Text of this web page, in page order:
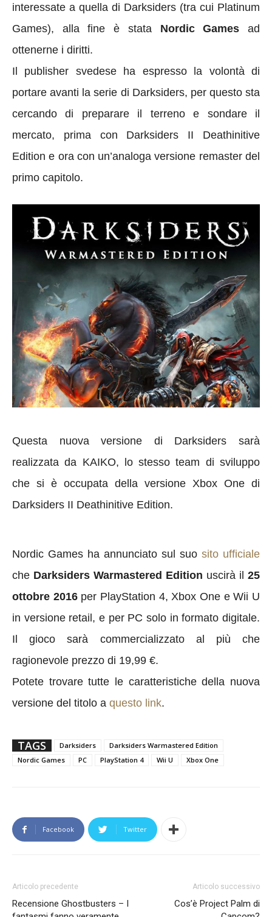
interessate a quella di Darksiders (tra cui Platinum
Games), alla fine è stata Nordic Games ad
ottenerne i diritti.
Il publisher svedese ha espresso la volontà di
portare avanti la serie di Darksiders, per questo sta
cercando di preparare il terreno e sondare il
mercato, prima con Darksiders II Deathinitive
Edition e ora con un’analoga versione remaster del
primo capitolo.
Questa nuova versione di Darksiders sarà
realizzata da KAIKO, lo stesso team di sviluppo
che si è occupata della versione Xbox One di
Darksiders II Deathinitive Edition.
Nordic Games ha annunciato sul suo sito ufficiale
che Darksiders Warmastered Edition uscirà il 25
ottobre 2016per PlayStation 4, Xbox One e Wii U
in versione retail, e per PC solo in formato digitale.
Il gioco sarà commercializzato al più che
ragionevole prezzo di 19,99 €.
Potete trovare tutte le caratteristiche della nuova
versione del titolo a questo link.
TAGS Darksiders
Darksiders Warmastered Edition
Nordic Games
PC PlayStation 4 Wii U Xbox One
Facebook Twitter
Articolo precedente
Recensione Ghostbusters – I
Articolo successivo
Cos’è Project Palm di